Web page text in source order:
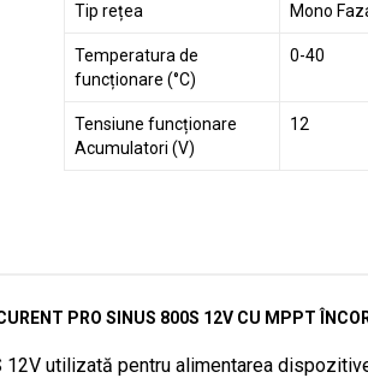
Tip rețea Mono
Temperatura de
funcționare (°C)
0-40
Tensiune funcționare
Acumulatori (V)
12
PRO SINUS 800S 12V CU MPPT
utilizată pentru alimentarea